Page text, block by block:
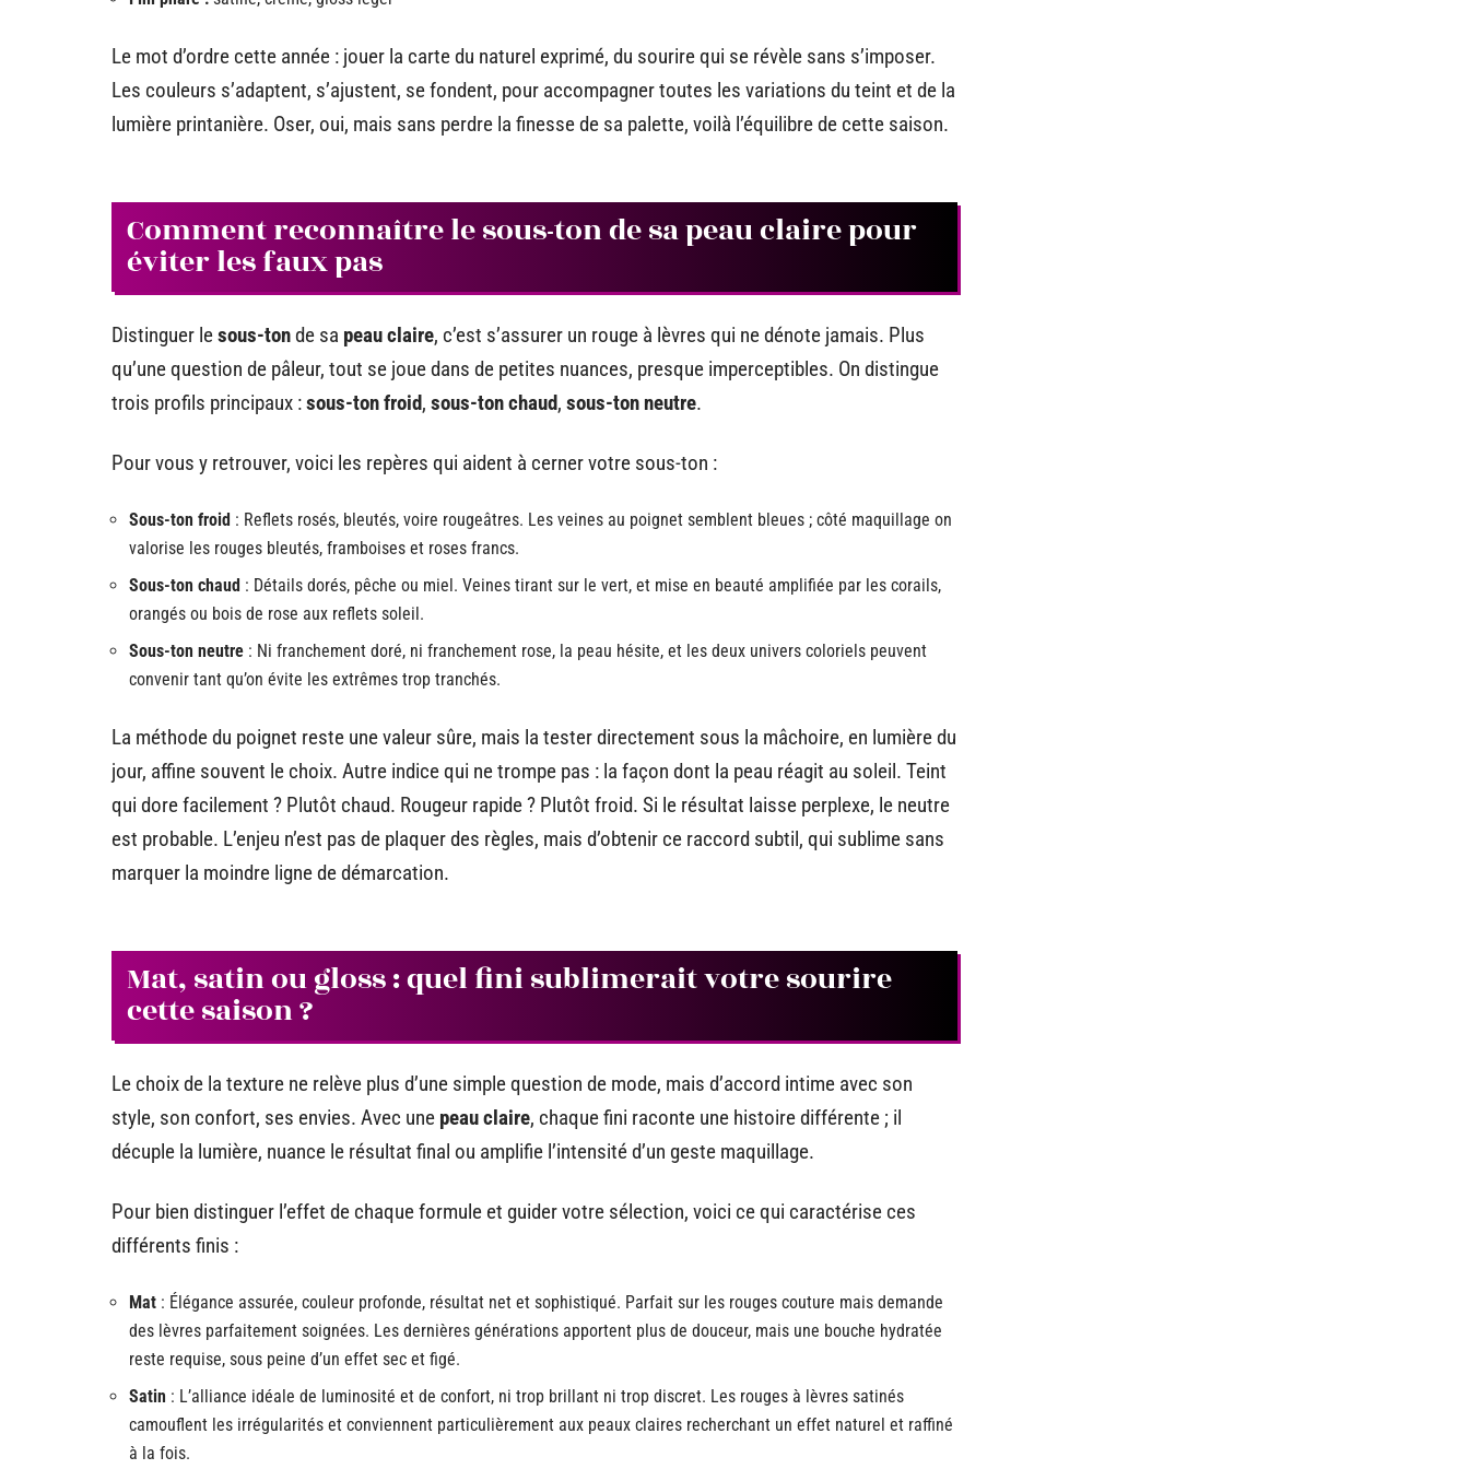
Le mot d’ordre cette année : jouer la carte du naturel exprimé, du sourire qui se révèle sans s’imposer.
Les couleurs s’adaptent, s’ajustent, se fondent, pour accompagner toutes les variations du teint et de la
lumière printanière. Oser, oui, mais sans perdre la finesse de sa palette, voilà l’équilibre de cette saison.
Comment reconnaître le sous-ton de sa peau claire pour
éviter les faux pas
Distinguer lesous-tonde sa peau claire, c’est s’assurer un rouge à lèvres qui ne dénote jamais. Plus
qu’une question de pâleur, tout se joue dans de petites nuances, presque imperceptibles. On distingue
trois profils principaux :sous-ton froid, sous-ton chaud, sous-ton neutre.
Pour vous y retrouver, voici les repères qui aident à cerner votre sous-ton :
Sous-ton froid : Reflets rosés, bleutés, voire rougeâtres. Les veines au poignet semblent bleues ; côté maquillage on
valorise les rouges bleutés, framboises et roses francs.
Sous-ton chaud : Détails dorés, pêche ou miel. Veines tirant sur le vert, et mise en beauté amplifiée par les corails,
orangés ou bois de rose aux reflets soleil.
Sous-ton neutre : Ni franchement doré, ni franchement rose, la peau hésite, et les deux univers coloriels peuvent
convenir tant qu’on évite les extrêmes trop tranchés.
La méthode du poignet reste une valeur sûre, mais la tester directement sous la mâchoire, en lumière du
jour, affine souvent le choix. Autre indice qui ne trompe pas : la façon dont la peau réagit au soleil. Teint
qui dore facilement ? Plutôt chaud. Rougeur rapide ? Plutôt froid. Si le résultat laisse perplexe, le neutre
est probable. L’enjeu n’est pas de plaquer des règles, mais d’obtenir ce raccord subtil, qui sublime sans
marquer la moindre ligne de démarcation.
Mat, satin ou gloss : quel fini sublimerait votre sourire
cette saison ?
Le choix de la texture ne relève plus d’une simple question de mode, mais d’accord intime avec son
style, son confort, ses envies. Avec une peau claire, chaque fini raconte une histoire différente ; il
décuple la lumière, nuance le résultat final ou amplifie l’intensité d’un geste maquillage.
Pour bien distinguer l’effet de chaque formule et guider votre sélection, voici ce qui caractérise ces
différents finis :
Mat : Élégance assurée, couleur profonde, résultat net et sophistiqué. Parfait sur les rouges couture mais demande
des lèvres parfaitement soignées. Les dernières générations apportent plus de douceur, mais une bouche hydratée
reste requise, sous peine d’un effet sec et figé.
Satin : L’alliance idéale de luminosité et de confort, ni trop brillant ni trop discret. Les rouges à lèvres satinés
camouflent les irrégularités et conviennent particulièrement aux peaux claires recherchant un effet naturel et raffiné
à la fois.